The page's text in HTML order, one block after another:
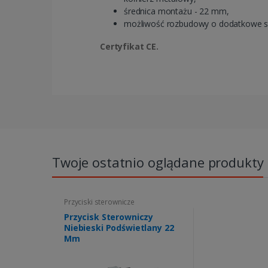
średnica montażu - 22 mm,
możliwość rozbudowy o dodatkowe
Certyfikat CE.
Twoje ostatnio oglądane produkty
Przyciski sterownicze
Przycisk Sterowniczy
Niebieski Podświetlany 22
Mm